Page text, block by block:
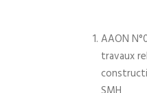
AAON
travaux